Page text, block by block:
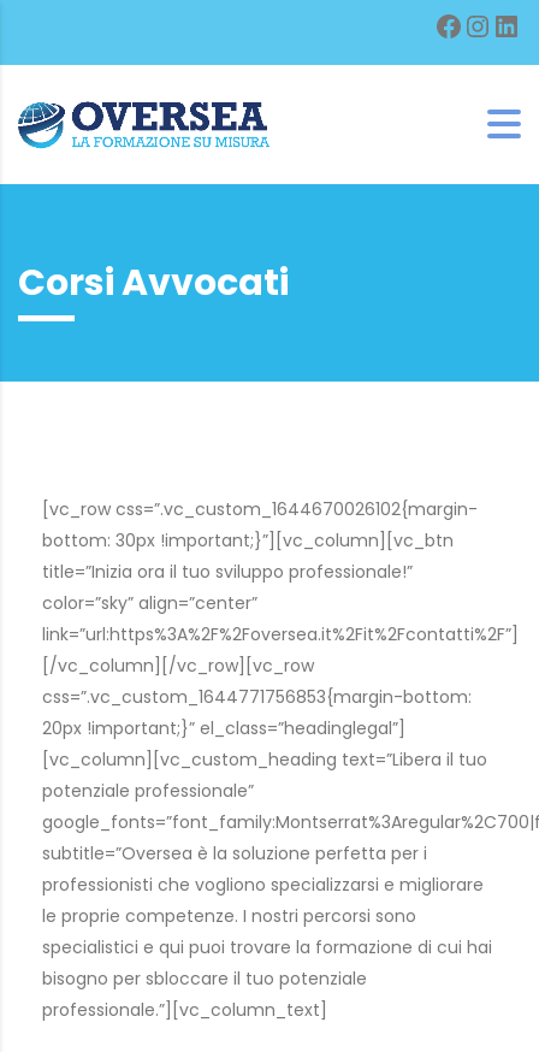
Corsi Avvocati
[vc_row css=”.vc_custom_1644670026102{margin-
bottom: 30px !important;}”][vc_column][vc_btn
title=”Inizia ora il tuo sviluppo professionale!”
color=”sky” align=”center”
link=”url:https%3A%2F%2Foversea.it%2Fit%2Fcontatti%2F”]
[/vc_column][/vc_row][vc_row
css=”.vc_custom_1644771756853{margin-bottom:
20px !important;}” el_class=”headinglegal”]
[vc_column][vc_custom_heading text=”Libera il tuo
potenziale professionale”
subtitle=”Oversea è la soluzione perfetta per i
professionisti che vogliono specializzarsi e migliorare
le proprie competenze. I nostri percorsi sono
specialistici e qui puoi trovare la formazione di cui hai
bisogno per sbloccare il tuo potenziale
professionale.”][vc_column_text]